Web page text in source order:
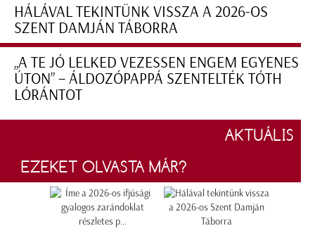
HÁLÁVAL TEKINTÜNK VISSZA A 2026-OS
SZENT DAMJÁN TÁBORRA
„A TE JÓ LELKED VEZESSEN ENGEM EGYENES
ÚTON” – ÁLDOZÓPAPPÁ SZENTELTÉK TÓTH
LÓRÁNTOT
AKTUÁLIS
EZEKET OLVASTA MÁR?